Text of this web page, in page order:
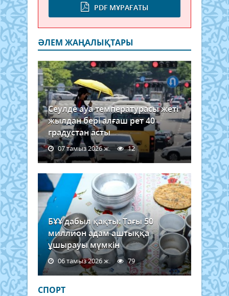
PDF МҰРАҒАТЫ
ӘЛЕМ ЖАҢАЛЫҚТАРЫ
Сеулде ауа температурасы жеті
жылдан бері алғаш рет 40
градустан асты
07 тамыз 2026 ж. 12
БҰҰ дабыл қақты: Тағы 50
миллион адам аштыққа
ұшырауы мүмкін
06 тамыз 2026 ж. 79
СПОРТ